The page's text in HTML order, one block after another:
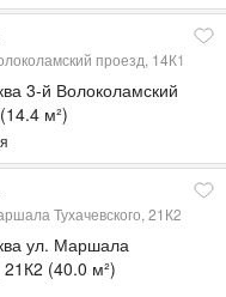
проезд, 14К1
3-й Волоколамский
м²)
Тухачевского, 21К2
ул. Маршала
21К2 (40.0 м²)